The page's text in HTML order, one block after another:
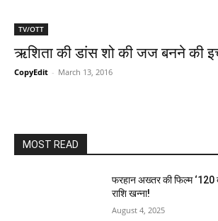
TV/OTT
ऋशिता की डांस शो की जज बनने की
CopyEdit - March 13, 2016
MOST READ
फरहान अख्तर की फिल्म ‘120
राशि खन्ना!
August 4, 2025